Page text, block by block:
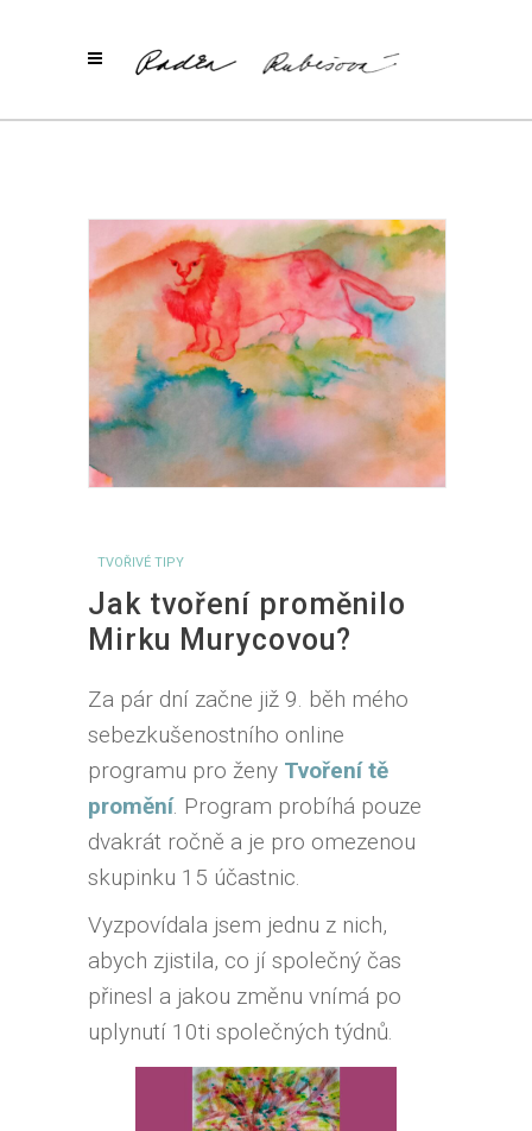
TVOŘIVÉ TIPY
Jak tvoření proměnilo
Mirku Murycovou?
Za pár dní začne již 9. běh mého
sebezkušenostního online
programu pro ženy Tvoření tě
promění. Program probíhá pouze
dvakrát ročně a je pro omezenou
skupinku 15 účastnic.
Vyzpovídala jsem jednu z nich,
abych zjistila, co jí společný čas
přinesl a jakou změnu vnímá po
uplynutí 10ti společných týdnů.